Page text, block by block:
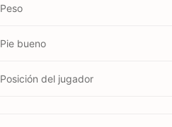
Peso
Pie bueno
Posición del jugador